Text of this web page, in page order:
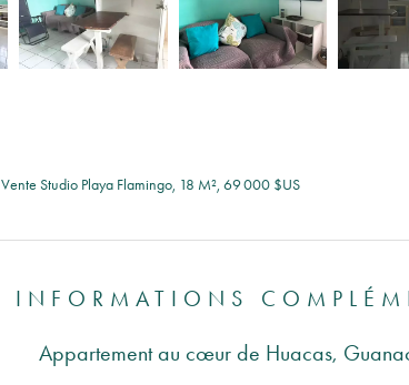
Vente Studio Playa Flamingo, 18 M², 69 000 $US
INFORMATIONS
Appartement au cœur de Huacas,